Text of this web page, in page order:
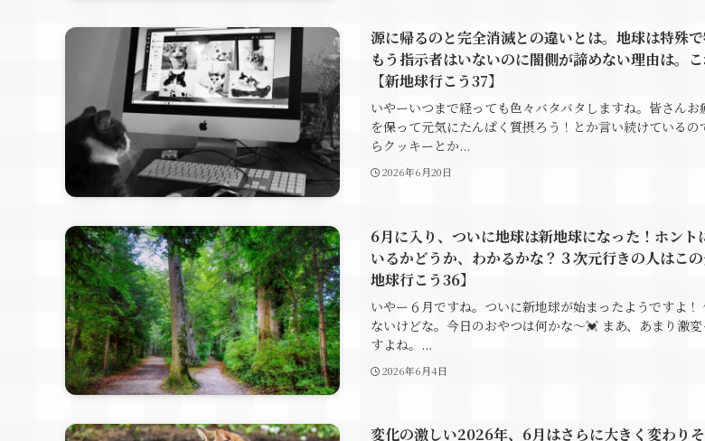
源に帰るのと完全消滅との違いとは。地球は特殊
もう指示者はいないのに闇側が諦めない理由は。
【新地球行こう37】
いやーいつまで経っても色々バタバタしますね。皆さんお
を保って元気にたんぱく質摂ろう！とか言い続けている
らクッキーとか...
2026年6月20日
6月に入り、ついに地球は新地球になった！ホント
いるかどうか、わかるかな？３次元行きの人はこ
地球行こう36】
いやー６月ですね。ついに新地球が始まったようですよ！
ないけどな。今日のおやつは何かな～💓 まあ、あまり激
すよね。...
2026年6月4日
変化の激しい2026年、6月はさらに大きく変わり